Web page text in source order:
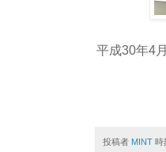
平成30年4
投稿者 MINT 時